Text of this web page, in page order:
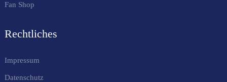
Fan Shop
Rechtliches
Impressum
Datenschutz